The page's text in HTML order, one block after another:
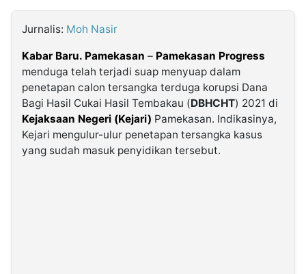
Kabarbaru.co
2026
Kabarbaru
Jurnalis: Moh Nasir
Kabar Baru. Pamekasan – Pamekasan Progress
menduga telah terjadi suap menyuap dalam
penetapan calon tersangka terduga korupsi Dana
Bagi Hasil Cukai Hasil Tembakau (DBHCHT) 2021 di
Kejaksaan Negeri (Kejari) Pamekasan. Indikasinya,
Kejari mengulur-ulur penetapan tersangka kasus
yang sudah masuk penyidikan tersebut.